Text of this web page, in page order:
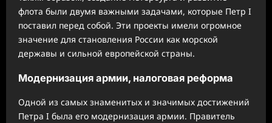
флота были двумя важными задачами, которые Петр I
поставил перед собой. Эти проекты имели огромное
значение для становления России как морской
державы и сильной европейской страны.
Модернизация армии, налоговая реформа
Одной из самых знаменитых и значимых достижений
Петра I была его модернизация армии. Правитель